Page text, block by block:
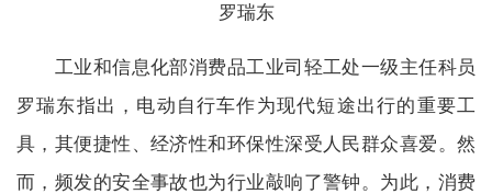
罗瑞东
工业和信息化部消费品工业司轻工处一级主任科员
罗瑞东指出，电动自行车作为现代短途出行的重要工
具，其便捷性、经济性和环保性深受人民群众喜爱。然
而，频发的安全事故也为行业敲响了警钟。为此，消费